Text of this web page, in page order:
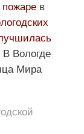
пожаре в
В Вологде
Мира